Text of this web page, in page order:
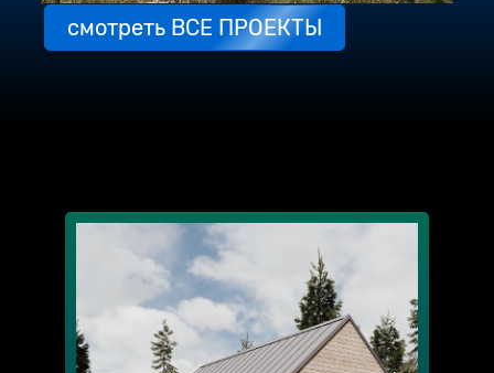
смотреть ВСЕ ПРОЕКТЫ